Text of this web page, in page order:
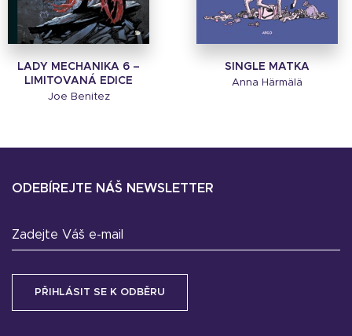
LADY MECHANIKA 6 –
LIMITOVANÁ EDICE
Joe Benitez
SINGLE MATKA
Anna Härmälä
ODEBÍREJTE NÁŠ NEWSLETTER
Zadejte Váš e-mail